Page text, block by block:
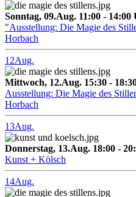
Sonntag, 09.Aug. 11:00 - 14:00
"Ausstellung: Die Magie des
Horbach
12Aug.
Mittwoch, 12.Aug. 15:30 -
Ausstellung: Die Magie des
Horbach
13Aug.
Donnerstag, 13.Aug. 18:00 -
Kunst + Kölsch
14Aug.